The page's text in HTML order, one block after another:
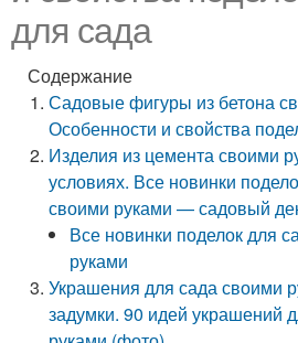
для сада
Содержание
Садовые фигуры из бетона
Особенности и свойства
Изделия из цемента своими
условиях. Все новинки
своими руками — садовый
Все новинки поделок для
руками
Украшения для сада своими
задумки. 90 идей украшений